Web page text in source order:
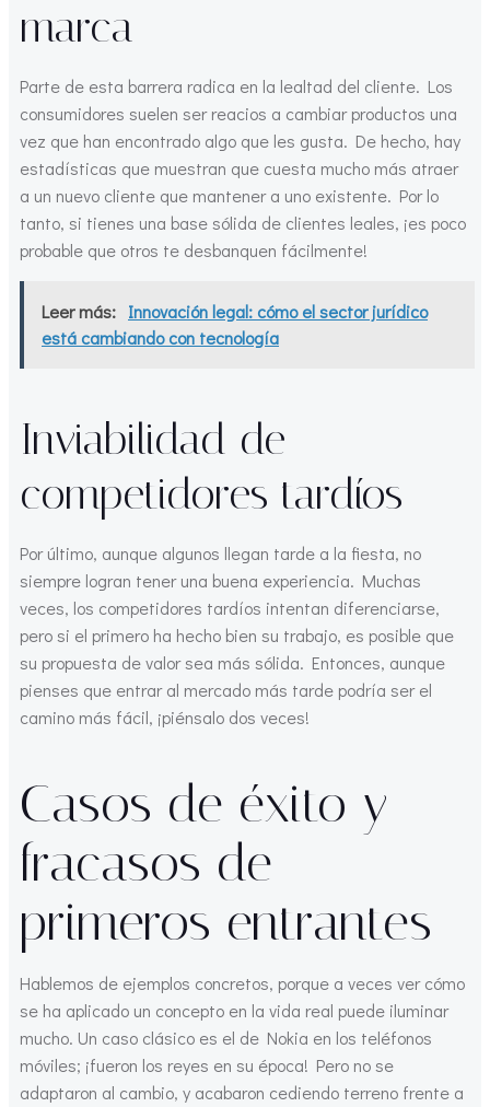
marca
Parte de esta barrera radica en la lealtad del cliente. Los
consumidores suelen ser reacios a cambiar productos una
vez que han encontrado algo que les gusta. De hecho, hay
estadísticas que muestran que cuesta mucho más atraer
a un nuevo cliente que mantener a uno existente. Por lo
tanto, si tienes una base sólida de clientes leales, ¡es poco
probable que otros te desbanquen fácilmente!
Leer más: Innovación legal: cómo el sector jurídico
está cambiando con tecnología
Inviabilidad de
competidores tardíos
Por último, aunque algunos llegan tarde a la fiesta, no
siempre logran tener una buena experiencia. Muchas
veces, los competidores tardíos intentan diferenciarse,
pero si el primero ha hecho bien su trabajo, es posible que
su propuesta de valor sea más sólida. Entonces, aunque
pienses que entrar al mercado más tarde podría ser el
camino más fácil, ¡piénsalo dos veces!
Casos de éxito y
fracasos de
primeros entrantes
Hablemos de ejemplos concretos, porque a veces ver cómo
se ha aplicado un concepto en la vida real puede iluminar
mucho. Un caso clásico es el de Nokia en los teléfonos
móviles; ¡fueron los reyes en su época! Pero no se
adaptaron al cambio, y acabaron cediendo terreno frente a